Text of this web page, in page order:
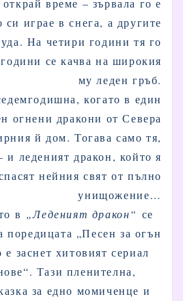
си играе в снега, а другите
На четири години тя го
се качва на широкия
му леден гръб.
когато в един
огнени дракони от Севера
й дом. Тогава само тя,
и леденият дракон, който я
нейния свят от пълно
унищожение…
в „Леденият дракон“ се
поредицата „Песен за огън
заснет хитовият сериал
Тази пленителна,
за едно момиченце и